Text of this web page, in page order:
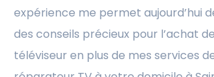
expérience me permet aujourd’hui
des conseils précieux pour l’achat
téléviseur en plus de mes services